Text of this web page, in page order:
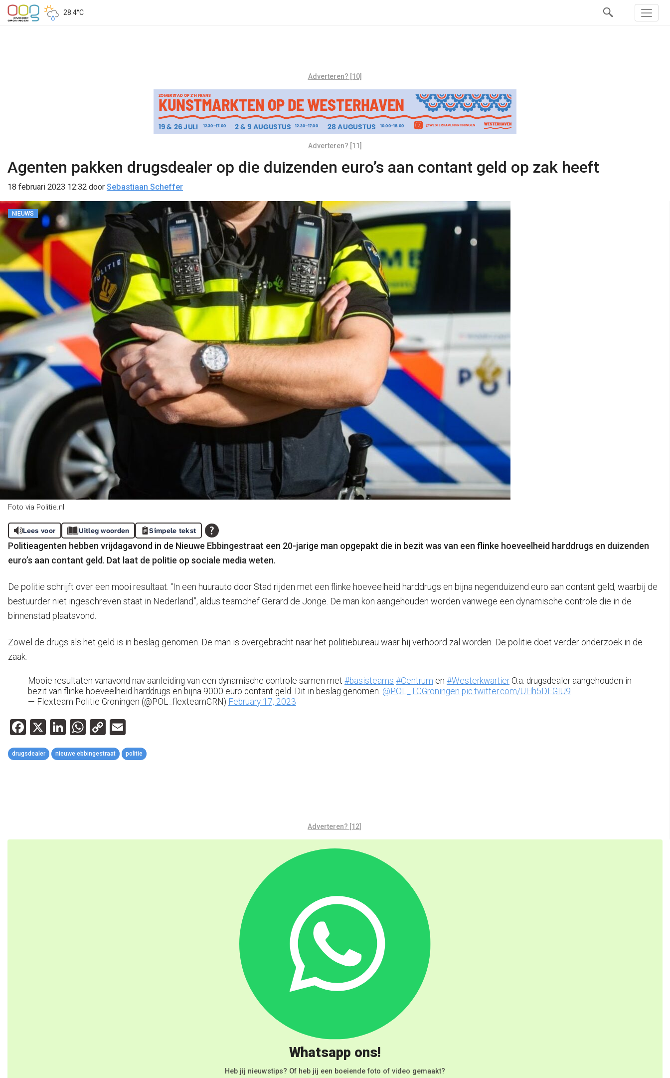
28.4°C
Adverteren? [10]
Adverteren? [11]
Agenten pakken drugsdealer op die duizenden euro’s aan contant geld op zak heeft
18 februari 2023 12:32 door Sebastiaan Scheffer
NIEUWS
Foto via Politie.nl
Lees voor Uitleg woorden Simpele tekst
Politieagenten hebben vrijdagavond in de Nieuwe Ebbingestraat een 20-jarige man opgepakt die in bezit was van een flinke hoeveelheid harddrugs en duizenden
euro’s aan contant geld. Dat laat de politie op sociale media weten.
De politie schrijft over een mooi resultaat. “In een huurauto door Stad rijden met een flinke hoeveelheid harddrugs en bijna negenduizend euro aan contant geld, waarbij de
bestuurder niet ingeschreven staat in Nederland”, aldus teamchef Gerard de Jonge. De man kon aangehouden worden vanwege een dynamische controle die in de
binnenstad plaatsvond.
Zowel de drugs als het geld is in beslag genomen. De man is overgebracht naar het politiebureau waar hij verhoord zal worden. De politie doet verder onderzoek in de
zaak.
Mooie resultaten vanavond nav aanleiding van een dynamische controle samen met #basisteams #Centrum en #WesterkwartierO.a. drugsdealer aangehouden in
bezit van flinke hoeveelheid harddrugs en bijna 9000 euro contant geld. Dit in beslag genomen. @POL_TCGroningen pic.twitter.com/UHh5DEGIU9
— Flexteam Politie Groningen (@POL_flexteamGRN) February 17, 2023
Facebook
X LinkedIn
WhatsApp
Copy
Link
drugsdealer nieuwe ebbingestraat politie
Adverteren? [12]
Whatsapp ons!
Heb jij nieuwstips? Of heb jij een boeiende foto of video gemaakt?